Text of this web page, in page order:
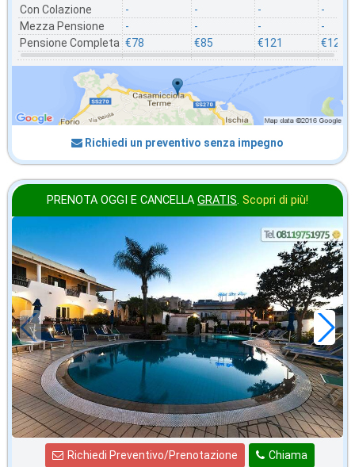
Con Colazione
Mezza Pensione
Pensione Completa
-
-
€78
-
-
€85
-
-
€121
-
-
€125
Richiedi un preventivo senza impegno
PRENOTA OGGI E CANCELLA GRATIS. Scopri di più!
agosto
in offerta da
€92,71
a notte
Chiama
Richiedi Preventivo/Prenotazione